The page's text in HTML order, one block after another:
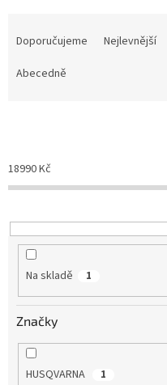
o
d
k
t
Doporučujeme Nejlevnější
Abecedně
18990Kč
Na skladě 1
Značky
HUSQVARNA 1